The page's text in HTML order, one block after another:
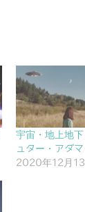
宇宙・地上地
ュター・アダ
2020年12月13